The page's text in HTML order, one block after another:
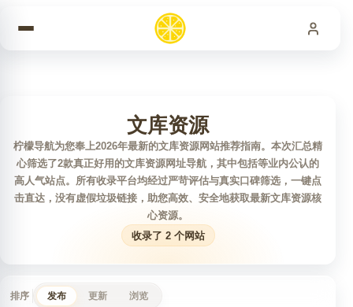
文库资源
柠檬导航为您奉上2026年最新的文库资源网站推荐指南。本次汇总精
心筛选了2款真正好用的文库资源网址导航，其中包括等业内公认的
高人气站点。所有收录平台均经过严苛评估与真实口碑筛选，一键点
击直达，没有虚假垃圾链接，助您高效、安全地获取最新文库资源核
心资源。
收录了 2 个网站
排序 发布 更新 浏览